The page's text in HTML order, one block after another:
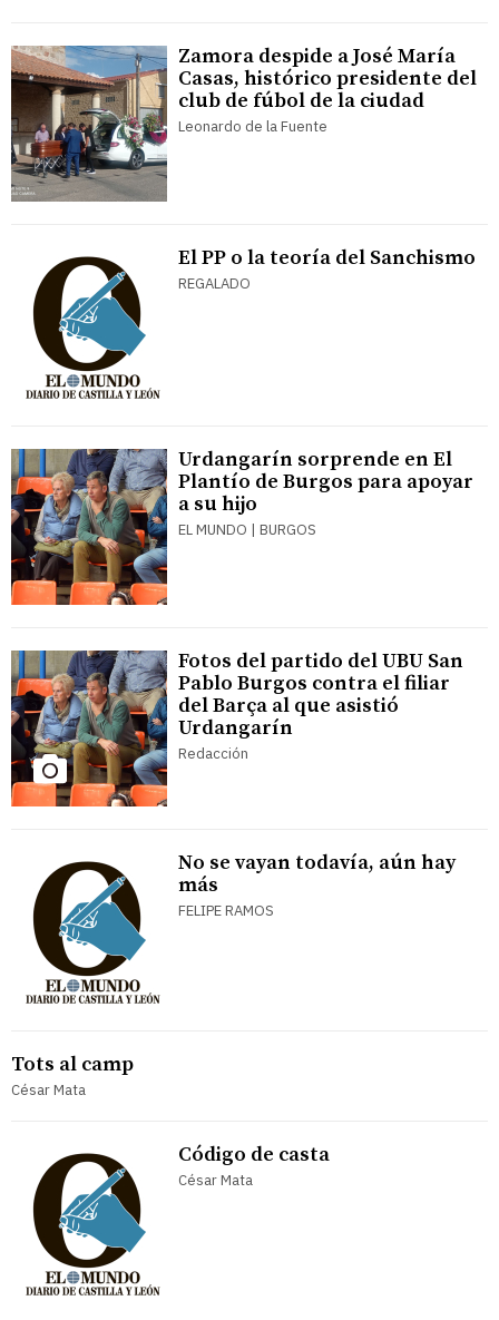
Zamora despide a José María
Casas, histórico presidente del
club de fúbol de la ciudad
Leonardo de la Fuente
El PP o la teoría del Sanchismo
REGALADO
Urdangarín sorprende en El
Plantío de Burgos para apoyar
a su hijo
EL MUNDO | BURGOS
Fotos del partido del UBU San
Pablo Burgos contra el filiar
del Barça al que asistió
Urdangarín
Redacción
No se vayan todavía, aún hay
más
FELIPE RAMOS
Tots al camp
César Mata
Código de casta
César Mata